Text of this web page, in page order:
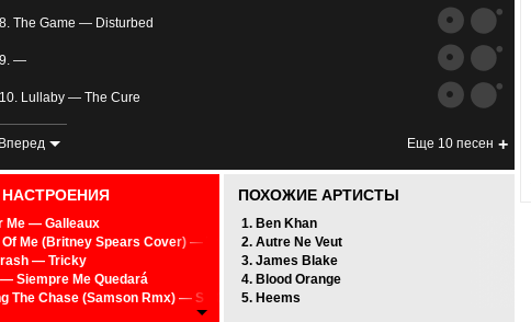
злость
8. The Game — Disturbed
9. —
10. Lullaby — The Cure
11. Mil Pasos —
Lordly (Original Mix) — Feder
Feeling Good — Muse
15. Pretty Thoughts(Cover Art) — Alina Baraz Feat Galimatias
Еще 10 песен
Вперед
НАСТРОЕНИЯ
Me — Galleaux
Of Me (Britney Spears Cover) — Tricky
— Tricky
Siempre Me Quedará
The Chase (Samson Rmx) — S - Opher Yisrael
The Beach (Prime-Music.net) — Lana Del Rey
ПОХОЖИЕ АРТИСТЫ
1. Ben Khan
2. Autre Ne Veut
3. James Blake
4. Blood Orange
5. Heems